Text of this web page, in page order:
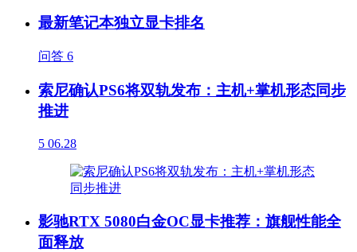
最新笔记本独立显卡排名
问答 6
索尼确认PS6将双轨发布：主机+掌机形态同步
推进
5 06.28
影驰RTX 5080白金OC显卡推荐：旗舰性能全
面释放